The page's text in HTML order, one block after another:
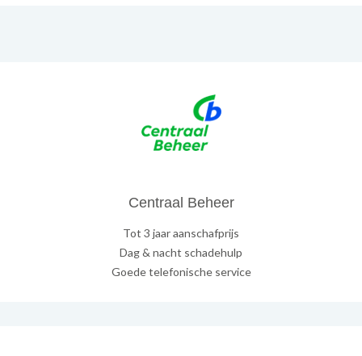
Centraal Beheer
Tot 3 jaar aanschafprijs
Dag & nacht schadehulp
Goede telefonische service